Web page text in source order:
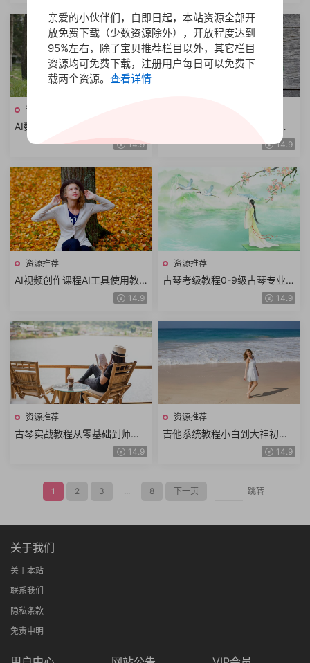
资源推荐
AI数字人变现实操课程短视频
涨粉数字人拍摄数字人工具数14.9
AI工具GPT入门教程从基础概
念到高级功能从技术进阶到实
14.9
资源推荐
AI视频创作课程AI工具使用教
学Ai绘画视频剪辑创意视频案
例教学数字创作完全攻略
14.9
资源推荐
古琴考级教程0-9级古琴专业乐
理基本功强化25首琴曲精讲线
14.9
资源推荐
古琴实战教程从零基础到师资
基础指法示范演奏详细教学精
14.9
资源推荐
吉他系统教程小白到大神初级
弹唱基础扒歌即兴solo扫弦实
14.9
1 2 3 ... 8 下一页 跳转
关于我们
关于本站
联系我们
隐私条款
免责申明
亲爱的小伙伴们，自即日起，本站资源全部开
放免费下载（少数资源除外），开放程度达到
95%左右，除了宝贝推荐栏目以外，其它栏目
资源均可免费下载，注册用户每日可以免费下
载两个资源。 查看详情